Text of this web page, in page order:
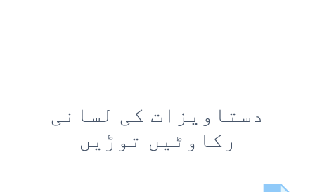
دستاویزات کی لسانی
رکاوٹیں توڑیں